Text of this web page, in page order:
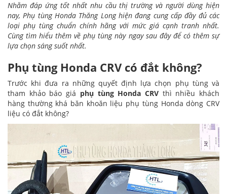
Nhằm đáp ứng tốt nhất nhu cầu thị trường và người dùng hiện
nay, Phụ tùng Honda Thăng Long hiện đang cung cấp đầy đủ các
loại phụ tùng chuẩn chính hãng với mức giá cạnh tranh nhất.
Cùng tìm hiểu thêm về phụ tùng này ngay sau đây để có thêm sự
lựa chọn sáng suốt nhất.
Phụ tùng Honda CRV có đắt không?
Trước khi đưa ra những quyết định lựa chọn phụ tùng và
tham khảo báo giá phụ tùng Honda CRV thì nhiều khách
hàng thường khá băn khoăn liệu phụ tùng Honda dòng CRV
liệu có đắt không?